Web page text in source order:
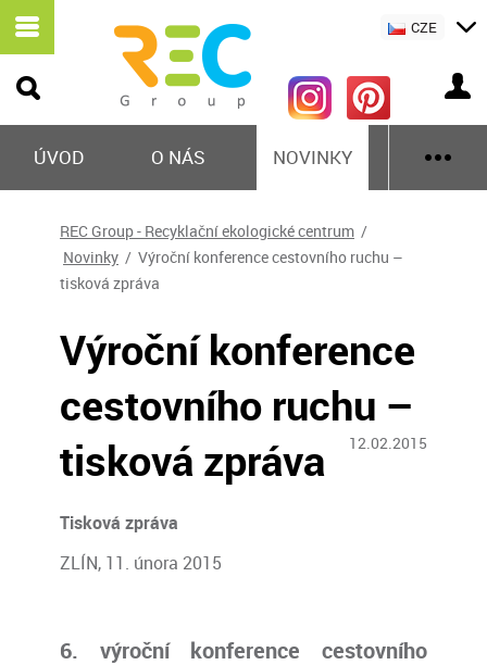
ÚVOD O NÁS NOVINKY
CZE
REC Group - Recyklační ekologické centrum /
Novinky / Výroční konference cestovního ruchu –
tisková zpráva
Výroční konference
cestovního ruchu –
tisková zpráva
12.02.2015
Tisková zpráva
ZLÍN, 11. února 2015
6. výroční konference cestovního